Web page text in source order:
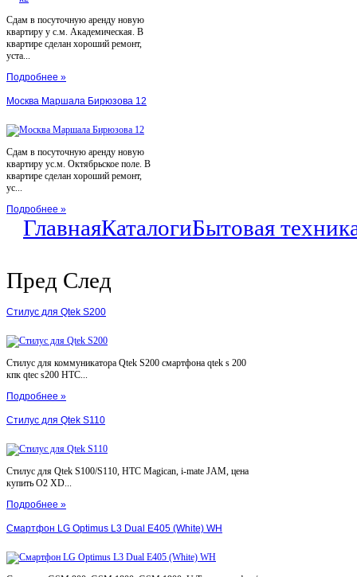
Сдам в посуточную аренду новую
квартиру у с.м. Академическая. В
квартире сделан хороший ремонт,
уста...
Подробнее »
Москва Маршала Бирюзова 12
Сдам в посуточную аренду новую
квартиру ус.м. Октябрьское поле. В
квартире сделан хороший ремонт,
ус...
Подробнее »
ГлавнаяКаталогиБытовая
Пред След
Стилус для Qtek S200
Стилус для коммуникатора Qtek S200 смартфона qtek s 200
кпк qtec s200 HTC...
Подробнее »
Стилус для Qtek S110
Стилус для Qtek S100/S110, HTC Magican, i-mate JAM, цена
купить O2 XD...
Подробнее »
Смартфон LG Optimus L3 Dual E405 (White) WH